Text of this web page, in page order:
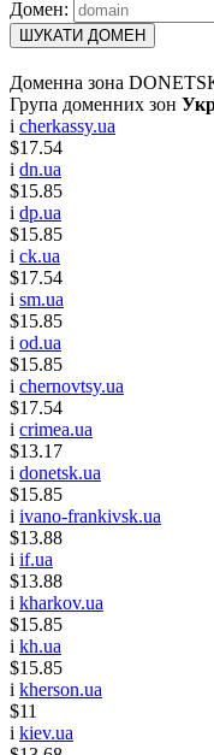
Домен:
ШУКАТИ ДОМЕН
Доменна зона
Група доменних зон
i cherkassy.ua
$17.54
i dn.ua
$15.85
i dp.ua
$15.85
i ck.ua
$17.54
i sm.ua
$15.85
i od.ua
$15.85
i chernovtsy.ua
$17.54
i crimea.ua
$13.17
i donetsk.ua
$15.85
i ivano-frankivsk.ua
$13.88
i if.ua
$13.88
i kharkov.ua
$15.85
i kh.ua
$15.85
i kherson.ua
$11
i kiev.ua